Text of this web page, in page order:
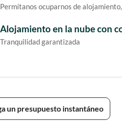
Permítanos ocuparnos de
Alojamiento en la nube con
Tranquilidad garantizada
un presupuesto instantáneo